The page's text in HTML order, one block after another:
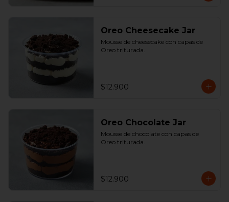
Oreo Cheesecake Jar
Mousse de cheesecake con capas de
Oreo triturada.
$12.900
Oreo Chocolate Jar
Mousse de chocolate con capas de
Oreo triturada.
$12.900